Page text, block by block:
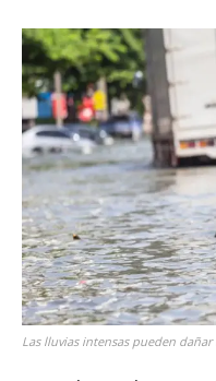
Las lluvias intensas pueden